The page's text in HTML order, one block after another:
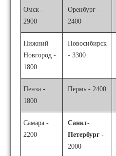
Омск -
2900
Оренбург -
2400
Нижний
Новгород -
1800
Новосибирск
- 3300
Пенза -
1800
Пермь - 2400
Самара -
2200
Санкт-
Петербург -
2000